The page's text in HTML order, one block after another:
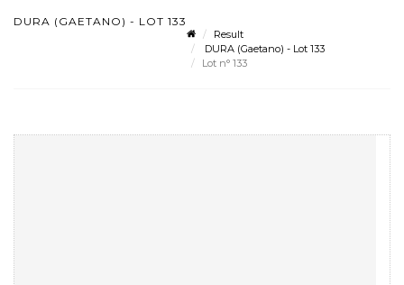
DURA (GAETANO) - LOT 133
Result
DURA (Gaetano) - Lot 133
Lot n° 133